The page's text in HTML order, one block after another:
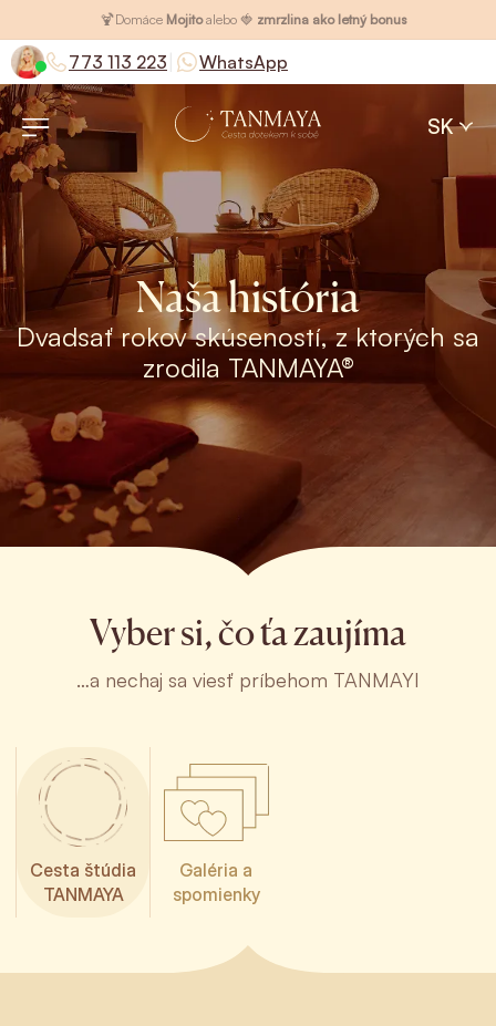
🍹Domáce Mojitoalebo 🍓 zmrzlina ako letný bonus
773 113 223 WhatsApp
SK
Naša história
Dvadsať rokov skúseností, z ktorých sa
zrodila TANMAYA®
Vyber si, čo ťa zaujíma
…a nechaj sa viesť príbehom TANMAYI
Cesta štúdia
TANMAYA
Galéria a
spomienky